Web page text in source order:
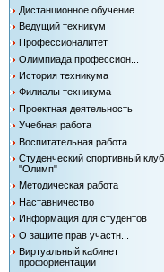
Дистанционное обучение
Ведущий техникум
Профессионалитет
Олимпиада профессион...
История техникума
Филиалы техникума
Проектная деятельность
Учебная работа
Воспитательная работа
Студенческий спортивный клуб
"Олимп"
Методическая работа
Наставничество
Информация для студентов
О защите прав участн...
Виртуальный кабинет
профориентации